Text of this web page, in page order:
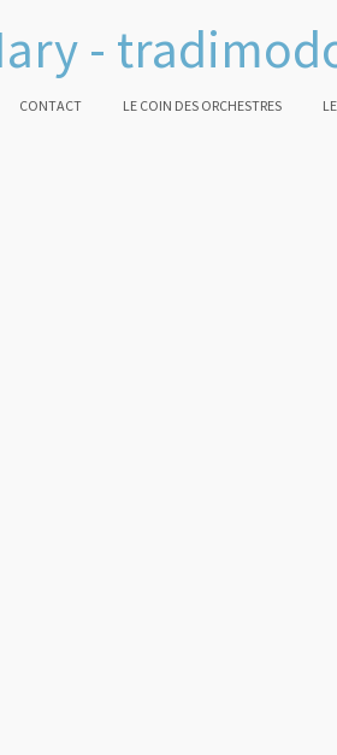
-
CONTACT LE COIN DES ORCHESTRES